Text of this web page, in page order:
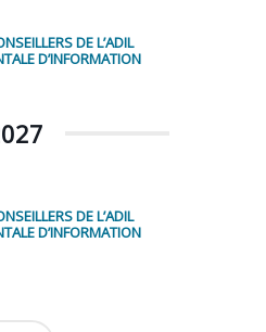
DE L’ADIL
D’INFORMATION
DE L’ADIL
D’INFORMATION